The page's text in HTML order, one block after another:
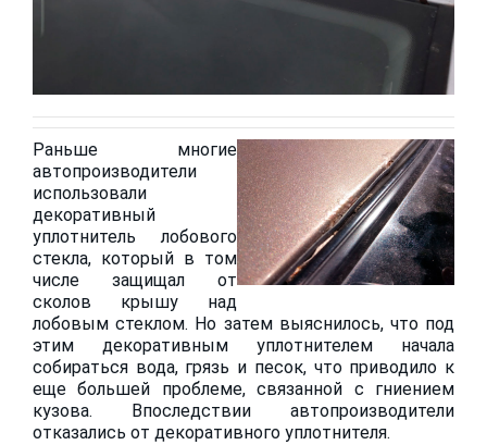
Раньше многие
автопроизводители
использовали
декоративный
уплотнитель лобового
стекла, который в том
числе защищал от
сколов крышу над
лобовым стеклом. Но затем выяснилось, что под
этим декоративным уплотнителем начала
собираться вода, грязь и песок, что приводило к
еще большей проблеме, связанной с гниением
кузова. Впоследствии автопроизводители
отказались от декоративного уплотнителя.